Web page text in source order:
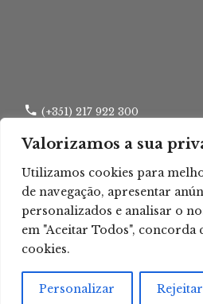
Valorizamos a sua
Utilizamos cookies para
de navegação, apresentar
personalizados e analisar o
em "Aceitar Todos", concorda
cookies.
Personalizar Rejeitar
(+351) 217 922 300
(+351) 217 960 295
lisboa.tca@tribunais.org.pt